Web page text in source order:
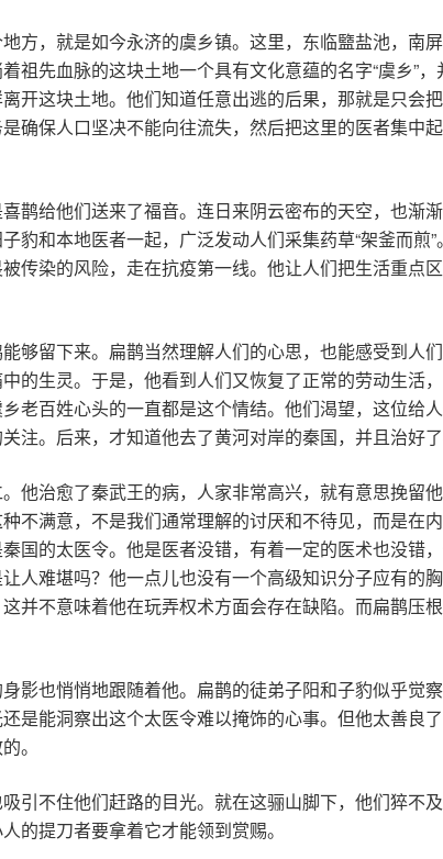
方，就是如今永济的虞乡镇。这里，东临盬盐池，南
祖先血脉的这块土地一个具有文化意蕴的名字“虞乡”
开这块土地。他们知道任意出逃的后果，那就是只会
确保人口坚决不能向往流失，然后把这里的医者集中
鹊给他们送来了福音。连日来阴云密布的天空，也渐
豹和本地医者一起，广泛发动人们采集药草“架釜而煎
传染的风险，走在抗疫第一线。他让人们把生活重点
够留下来。扁鹊当然理解人们的心思，也能感受到人
的生灵。于是，他看到人们又恢复了正常的劳动生活
老百姓心头的一直都是这个情结。他们渴望，这位给
注。后来，才知道他去了黄河对岸的秦国，并且治好了
他治愈了秦武王的病，人家非常高兴，就有意思挽留
不满意，不是我们通常理解的讨厌和不待见，而是在
国的太医令。他是医者没错，有着一定的医术也没错
人难堪吗？他一点儿也没有一个高级知识分子应有的
并不意味着他在玩弄权术方面会存在缺陷。而扁鹊压
影也悄悄地跟随着他。扁鹊的徒弟子阳和子豹似乎觉
是能洞察出这个太医令难以掩饰的心事。但他太善良
。
引不住他们赶路的目光。就在这骊山脚下，他们猝不
的提刀者要拿着它才能领到赏赐。